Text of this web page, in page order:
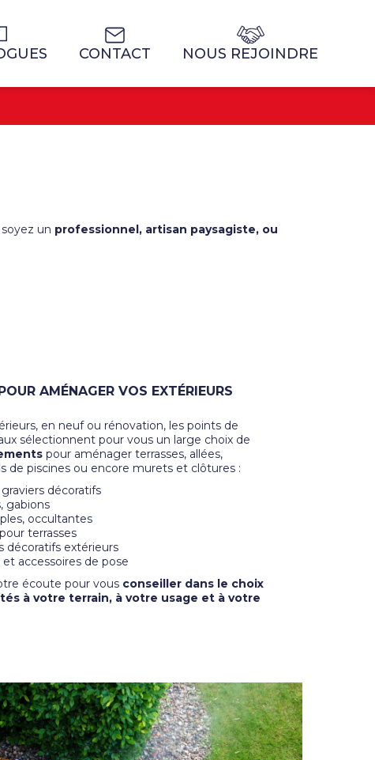
CONTACT NOUS REJOINDRE
un professionnel, artisan paysagiste, ou
AMÉNAGER VOS EXTÉRIEURS
en neuf ou rénovation, les points de
sélectionnent pour vous un large choix de
pour aménager terrasses, allées,
de piscines ou encore murets et clôtures :
décoratifs
gabions
occultantes
terrasses
décoratifs extérieurs
accessoires de pose
écoute pour vous conseiller dans le choix
à votre terrain, à votre usage et à votre